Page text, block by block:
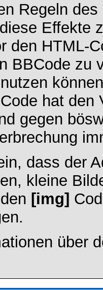
Regeln
Effekte
den HTML-
BBCode zu
hat
gegen
dass der
kleine
[img]
über